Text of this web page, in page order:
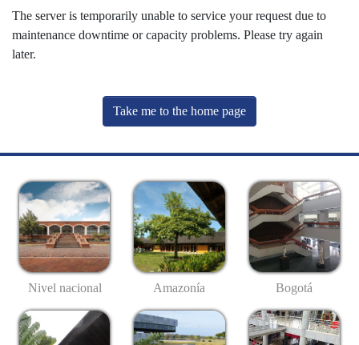
The server is temporarily unable to service your request due to
maintenance downtime or capacity problems. Please try again
later.
Take me to the home page
Nivel nacional Amazonía Bogotá